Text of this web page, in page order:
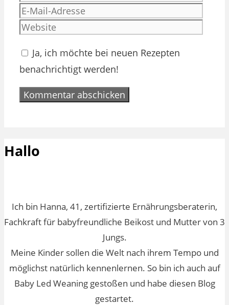
Ja, ich möchte bei neuen Rezepten
benachrichtigt werden!
Hallo
Ich bin Hanna, 41, zertifizierte Ernährungsberaterin,
Fachkraft für babyfreundliche Beikost und Mutter von 3
Jungs.
Meine Kinder sollen die Welt nach ihrem Tempo und
möglichst natürlich kennenlernen. So bin ich auch auf
Baby Led Weaning gestoßen und habe diesen Blog
gestartet.